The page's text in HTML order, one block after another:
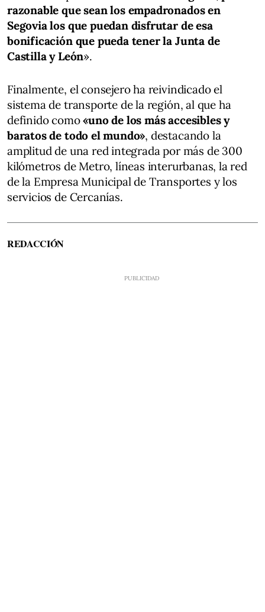
razonable que sean los empadronados en
Segovia los que puedan disfrutar de esa
bonificación que pueda tener la Junta de
Castilla y León».
Finalmente, el consejero ha reivindicado el
sistema de transporte de la región, al que ha
definido como«uno de los más accesibles y
baratos de todo el mundo», destacando la
amplitud de una red integrada por más de 300
kilómetros de Metro, líneas interurbanas, la red
de la Empresa Municipal de Transportes y los
servicios de Cercanías.
REDACCIÓN